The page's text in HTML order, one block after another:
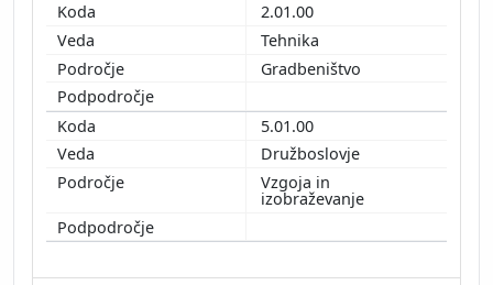
2.01.00
Tehnika
Gradbeništvo
5.01.00
Družboslovje
Vzgoja in
izobraževanje